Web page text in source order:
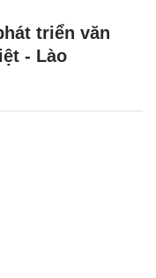
triển văn
- Lào